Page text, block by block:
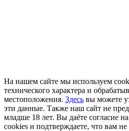
На нашем сайте мы используем
технического характера и
местоположения. Здесь вы можете
эти данные. Также наш сайт не
младше 18 лет. Вы даёте согласие
cookies и подтверждаете, что вам не